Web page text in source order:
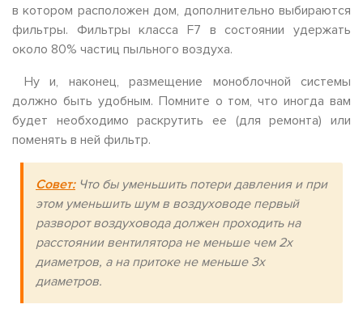
в котором расположен дом, дополнительно выбираются
фильтры. Фильтры класса F7 в состоянии удержать
около 80% частиц пыльного воздуха.
Ну и, наконец, размещение моноблочной системы
должно быть удобным. Помните о том, что иногда вам
будет необходимо раскрутить ее (для ремонта) или
поменять в ней фильтр.
Совет:Что бы уменьшить потери давления и при
этом уменьшить шум в воздуховоде первый
разворот воздуховода должен проходить на
расстоянии вентилятора не меньше чем 2х
диаметров, а на притоке не меньше 3х
диаметров.